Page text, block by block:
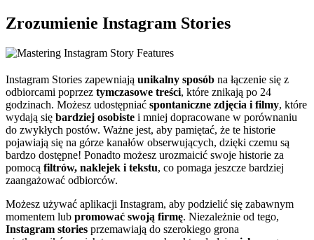
Zrozumienie Instagram Stories
Instagram Stories zapewniają unikalny sposób na łączenie się z
odbiorcami poprzez tymczasowe treści, które znikają po 24
godzinach. Możesz udostępniać spontaniczne zdjęcia i filmy, które
wydają się bardziej osobiste i mniej dopracowane w porównaniu
do zwykłych postów. Ważne jest, aby pamiętać, że te historie
pojawiają się na górze kanałów obserwujących, dzięki czemu są
bardzo dostępne! Ponadto możesz urozmaicić swoje historie za
pomocą filtrów, naklejek i tekstu, co pomaga jeszcze bardziej
zaangażować odbiorców.
Możesz używać aplikacji Instagram, aby podzielić się zabawnym
momentem lub promować swoją firmę. Niezależnie od tego,
Instagram stories przemawiają do szerokiego grona